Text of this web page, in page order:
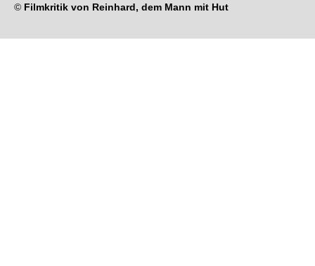
© Filmkritik von Reinhard, dem Mann mit Hut